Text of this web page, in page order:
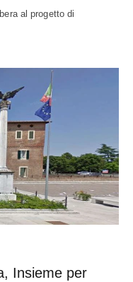
al progetto di
Insieme per